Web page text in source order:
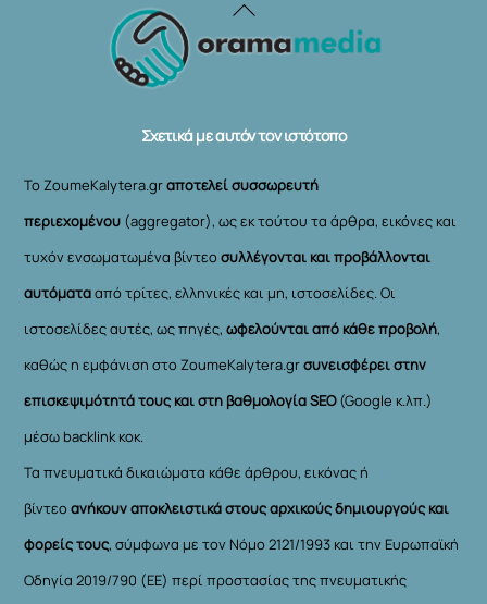
Back
To
Σχετικά με αυτόν τον ιστότοπο
Το ZoumeKalytera.grαποτελεί συσσωρευτή
περιεχομένου (aggregator), ως εκ τούτου τα άρθρα, εικόνες και
τυχόν ενσωματωμένα βίντεοσυλλέγονται και προβάλλονται
αυτόματααπό τρίτες, ελληνικές και μη, ιστοσελίδες. Οι
ιστοσελίδες αυτές, ως πηγές,ωφελούνται από κάθε προβολή,
καθώς η εμφάνιση στο ZoumeKalytera.grσυνεισφέρει στην
επισκεψιμότητά τους και στη βαθμολογία SEO(Google κ.λπ.)
μέσω backlink κοκ.
Τα πνευματικά δικαιώματα κάθε άρθρου, εικόνας ή
βίντεοανήκουν αποκλειστικά στους αρχικούς δημιουργούς και
φορείς τους, σύμφωνα με τον Νόμο 2121/1993 και την Ευρωπαϊκή
Οδηγία 2019/790 (ΕΕ) περί προστασίας της πνευματικής